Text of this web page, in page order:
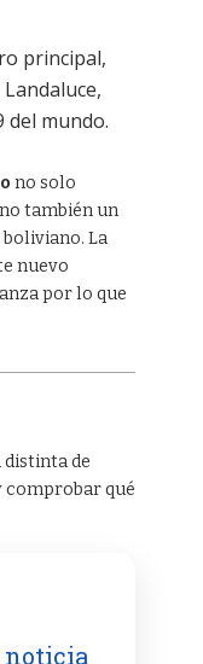
principal,
del mundo.
no solo
también un
La
nuevo
por lo que
de
qué
noticia